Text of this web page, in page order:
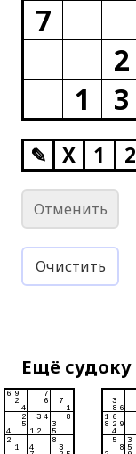
7
2
1
3
✎ X 1 2
Отменить
Очистить
Ещё судоку